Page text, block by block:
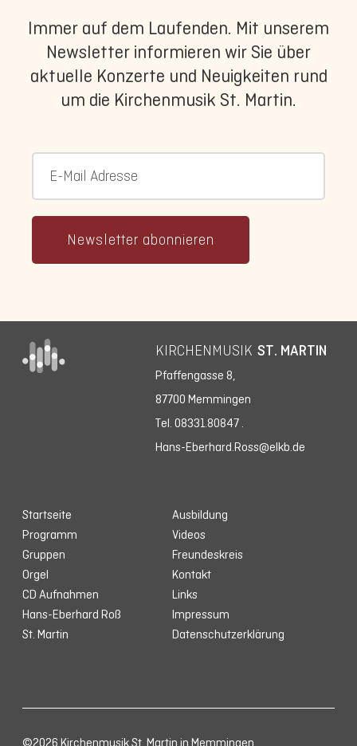
Immer auf dem Laufenden. Mit unserem
Newsletter informieren wir Sie über
aktuelle Konzerte und Neuigkeiten rund
um die Kirchenmusik St. Martin.
Newsletter abonnieren
KIRCHENMUSIK ST. MARTIN
Pfaffengasse 8,
87700 Memmingen
Tel. 08331.80847 .
Hans-Eberhard.Ross@elkb.de
Startseite
Programm
Gruppen
Orgel
CD Aufnahmen
Hans-Eberhard Roß
St. Martin
Ausbildung
Videos
Freundeskreis
Kontakt
Links
Impressum
Datenschutzerklärung
©2026 Kirchenmusik St. Martin in Memmingen